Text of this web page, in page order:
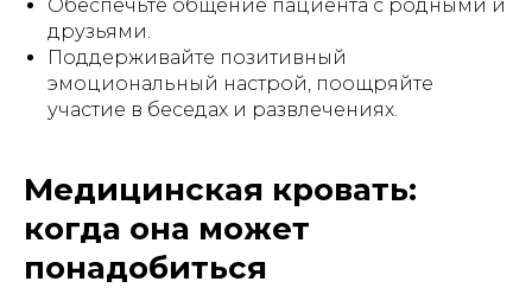
Обеспечьте общение пациента с родными и
друзьями.
Поддерживайте позитивный
эмоциональный настрой, поощряйте
участие в беседах и развлечениях.
Медицинская кровать:
когда она может
понадобиться